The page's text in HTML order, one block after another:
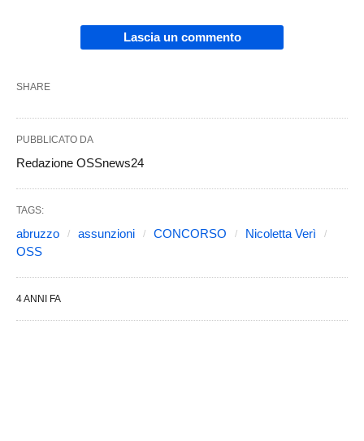
Lascia un commento
SHARE
PUBBLICATO DA
Redazione OSSnews24
TAGS:
abruzzo assunzioni CONCORSO
Nicoletta Verì
OSS
4 ANNI FA